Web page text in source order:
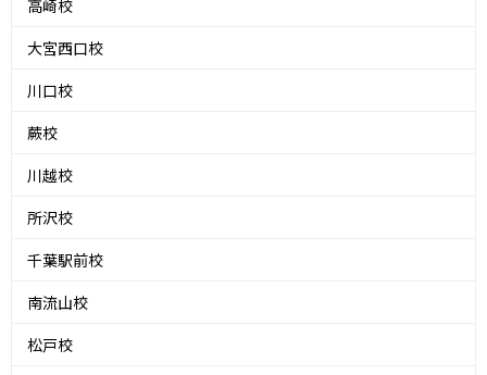
高崎校
大宮西口校
川口校
蕨校
川越校
所沢校
千葉駅前校
南流山校
松戸校